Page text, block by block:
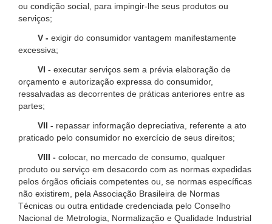
ou condição social, para impingir-lhe seus produtos ou
serviços;
V - exigir do consumidor vantagem manifestamente
excessiva;
VI - executar serviços sem a prévia elaboração de
orçamento e autorização expressa do consumidor,
ressalvadas as decorrentes de práticas anteriores entre as
partes;
VII - repassar informação depreciativa, referente a ato
praticado pelo consumidor no exercício de seus direitos;
VIII - colocar, no mercado de consumo, qualquer
produto ou serviço em desacordo com as normas expedidas
pelos órgãos oficiais competentes ou, se normas específicas
não existirem, pela Associação Brasileira de Normas
Técnicas ou outra entidade credenciada pelo Conselho
Nacional de Metrologia, Normalização e Qualidade Industrial